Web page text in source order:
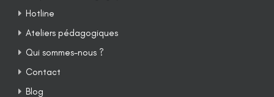
Hotline
Ateliers pédagogiques
Qui sommes-nous ?
Contact
Blog